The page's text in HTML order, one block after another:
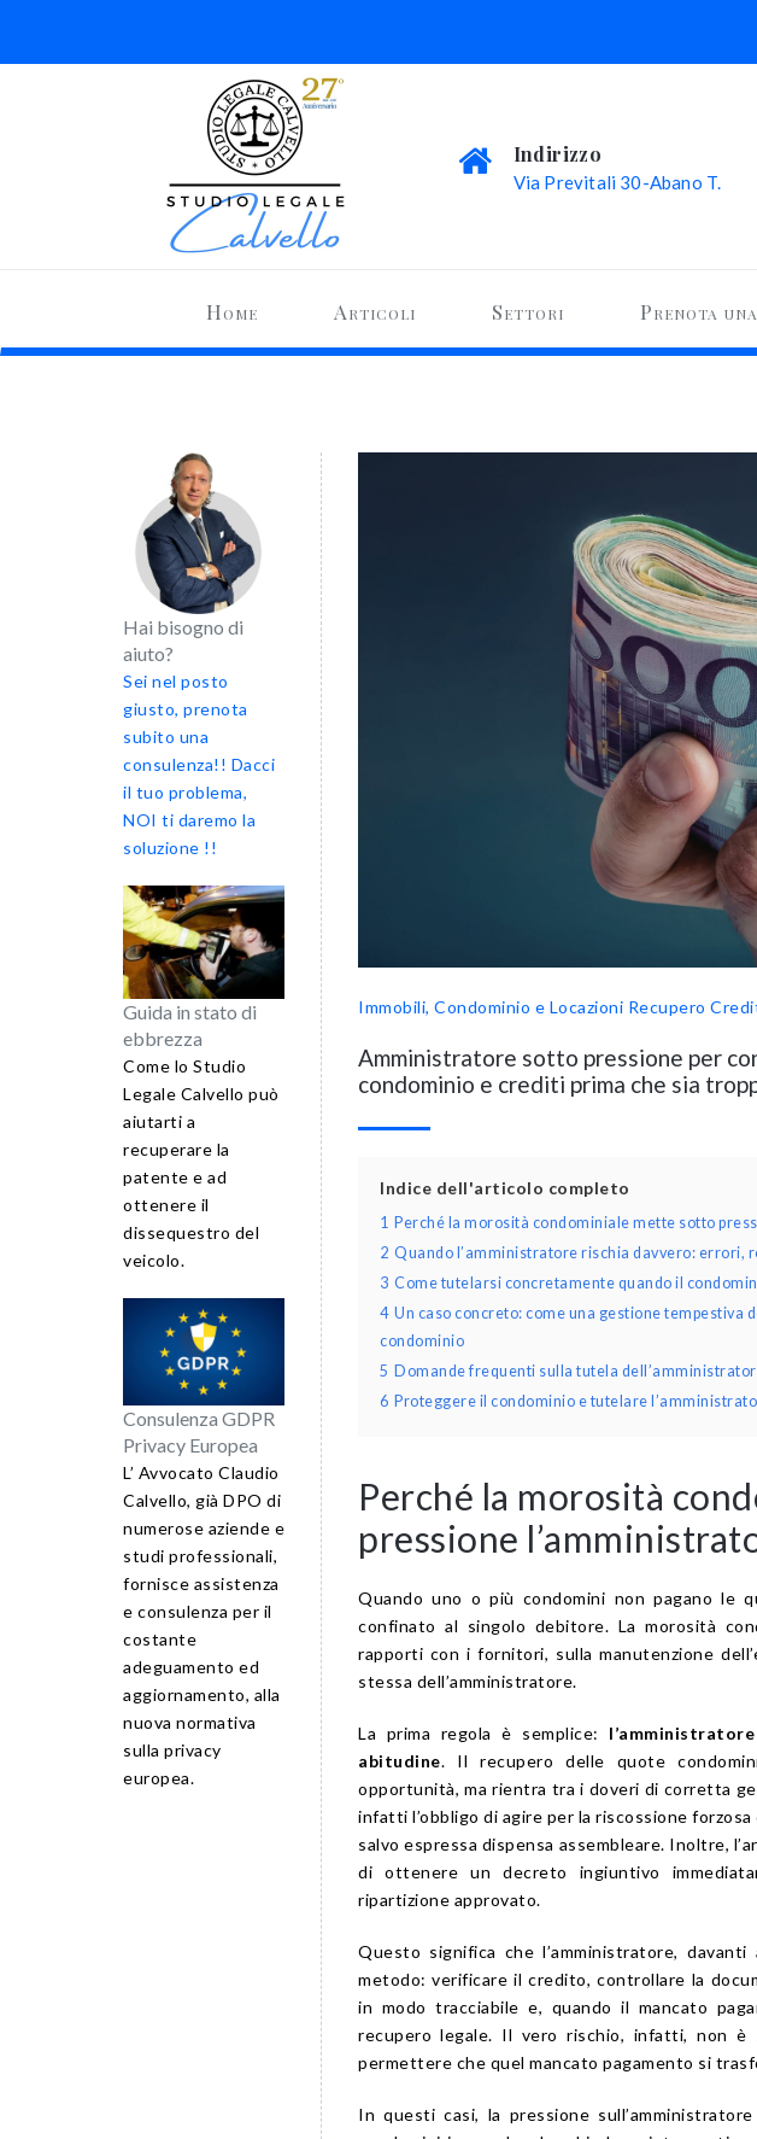
Indirizzo
Via Previtali 30-Abano T.
Home Articoli Settori Prenota
Hai bisogno di
aiuto?
Sei nel posto
giusto, prenota
subito una
consulenza!! Dacci
il tuo problema,
NOI ti daremo la
soluzione !!
Guida in stato di
ebbrezza
Come lo Studio
Legale Calvello può
aiutarti a
recuperare la
patente e ad
ottenere il
dissequestro del
veicolo.
Consulenza GDPR
Privacy Europea
L’ Avvocato Claudio
Calvello, già DPO di
numerose aziende e
studi professionali,
fornisce assistenza
e consulenza per il
costante
adeguamento ed
aggiornamento, alla
nuova normativa
sulla privacy
europea.
Immobili, Condominio e Locazioni Recupero
Amministratore sotto pressione per
condominio e crediti prima che sia
Indice dell'articolo completo
1 Perché la morosità condominiale mette sotto
2 Quando l’amministratore rischia davvero: errori,
3 Come tutelarsi concretamente quando il
4 Un caso concreto: come una gestione tempestiva
condominio
5 Domande frequenti sulla tutela
6 Proteggere il condominio e tutelare
Perché la morosità
pressione
Quando uno o più condomini non pagano le
confinato al singolo debitore. La morosità
rapporti con i fornitori, sulla manutenzione
stessa dell’amministratore.
La prima regola è semplice:
abitudine. Il recupero delle quote
opportunità, ma rientra tra i doveri di corretta
infatti l’obbligo di agire per la riscossione
salvo espressa dispensa assembleare. Inoltre,
di ottenere un decreto ingiuntivo
ripartizione approvato.
Questo significa che l’amministratore,
metodo: verificare il credito, controllare la
in modo tracciabile e, quando il mancato
recupero legale. Il vero rischio, infatti, non è
permettere che quel mancato pagamento si
In questi casi, la pressione